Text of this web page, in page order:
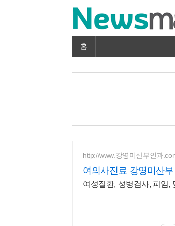
홈
http://www.강영미산부인과
여의사진료 강영미산
여성질환, 성병검사, 피임,